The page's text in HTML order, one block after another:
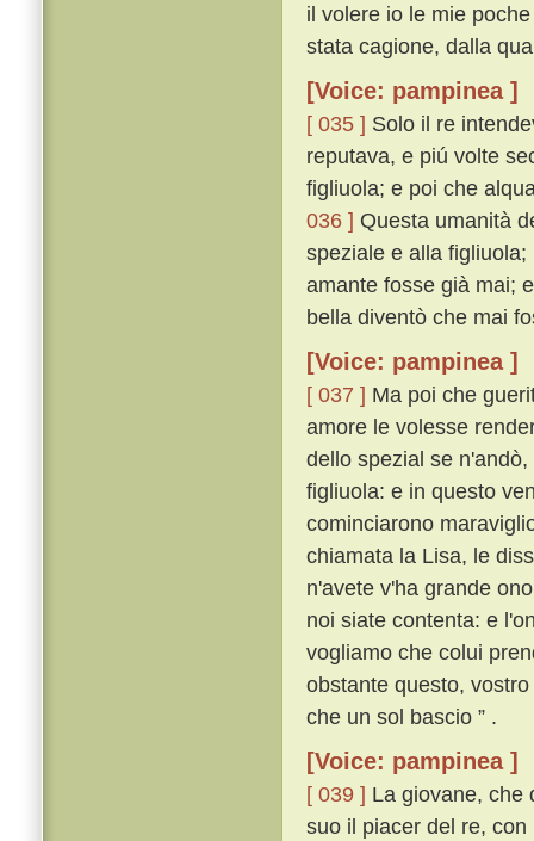
il volere io le mie
stata cagione, dalla
[Voice: pampinea ]
[ 035 ] Solo il re
reputava, e piú volte
figliuola; e poi che
036 ] Questa umanità
speziale e alla
amante fosse già mai;
bella diventò che mai
[Voice: pampinea ]
[ 037 ] Ma poi che
amore le volesse
dello spezial se
figliuola: e in questo
cominciarono
chiamata la Lisa, le
n'avete v'ha grande
noi siate contenta: e
vogliamo che colui
obstante questo,
che un sol bascio ” .
[Voice: pampinea ]
[ 039 ] La giovane, che
suo il piacer del re,